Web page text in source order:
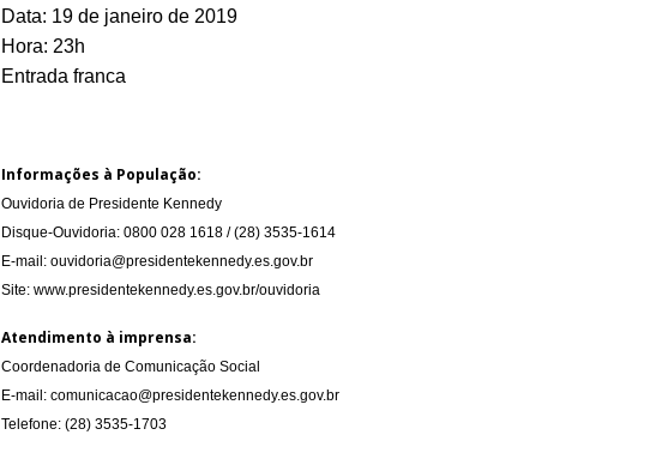
Data: 19 de janeiro de 2019
Hora: 23h
Entrada franca
Informações à População:
Ouvidoria de Presidente Kennedy
Disque-Ouvidoria: 0800 028 1618 / (28) 3535-1614
E-mail: ouvidoria@presidentekennedy.es.gov.br
Site: www.presidentekennedy.es.gov.br/ouvidoria
Atendimento à imprensa:
Coordenadoria de Comunicação Social
E-mail: comunicacao@presidentekennedy.es.gov.br
Telefone: (28) 3535-1703